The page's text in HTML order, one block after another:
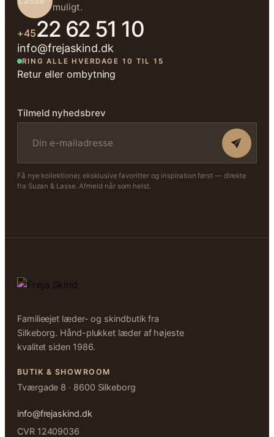
muligt.
+4522 62 51 10
info@frejaskind.dk
RING ALLE HVERDAGE 10 TIL 15
Retur eller ombytning
Tilmeld nyhedsbrev
Få nye kollektioner, eksklusive favoritter og inspiration først — direkte
fra Suzan & Lasse. Afmeld når som helst.
Familieejet læder- og skindbutik fra
Silkeborg. Hånd-plukket læder af højeste
kvalitet siden 1986.
BUTIK & SHOWROOM
Tværgade 8 · 8600 Silkeborg
info@frejaskind.dk
CVR 12409036